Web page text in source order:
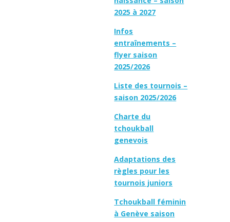
2025 à 2027
Infos
entraînements –
flyer saison
2025/2026
Liste des tournois –
saison 2025/2026
Charte du
tchoukball
genevois
Adaptations des
règles pour les
tournois juniors
Tchoukball féminin
à Genève saison